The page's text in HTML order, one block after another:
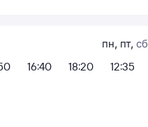
16:40 18:20
пн, пт, сб
12:35